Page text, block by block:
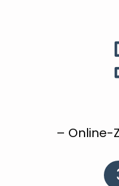
– Online-